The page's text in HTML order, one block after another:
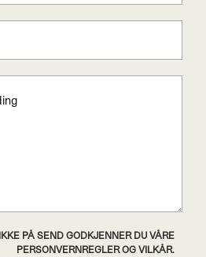
PÅ SEND GODKJENNER DU VÅRE
PERSONVERNREGLER OG VILKÅR.